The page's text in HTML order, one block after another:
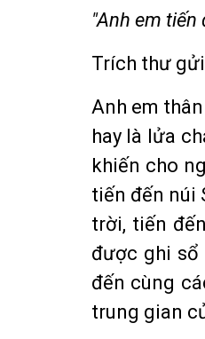
"Anh em tiến
Trích thư
Anh em
hay là lửa
khiến cho
tiến đến núi
trời, tiến
được ghi sổ
đến cùng
trung gian